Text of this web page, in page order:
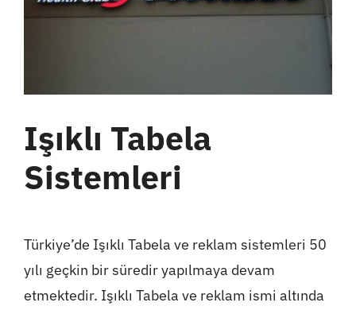
Işıklı Tabela
Sistemleri
Türkiye’de Işıklı Tabela ve reklam sistemleri 50
yılı geçkin bir süredir yapılmaya devam
etmektedir. Işıklı Tabela ve reklam ismi altında